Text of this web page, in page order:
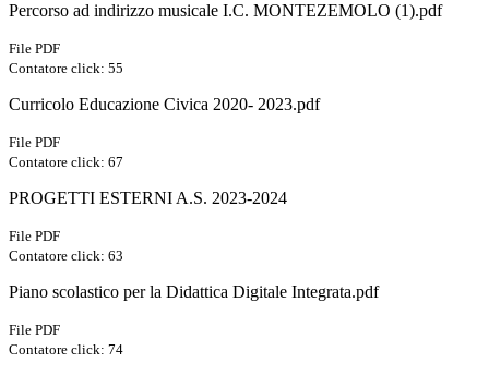
Percorso ad indirizzo musicale I.C. MONTEZEMOLO (1).pdf
File PDF
Contatore click: 55
Curricolo Educazione Civica 2020- 2023.pdf
File PDF
Contatore click: 67
PROGETTI ESTERNI A.S. 2023-2024
File PDF
Contatore click: 63
Piano scolastico per la Didattica Digitale Integrata.pdf
File PDF
Contatore click: 74